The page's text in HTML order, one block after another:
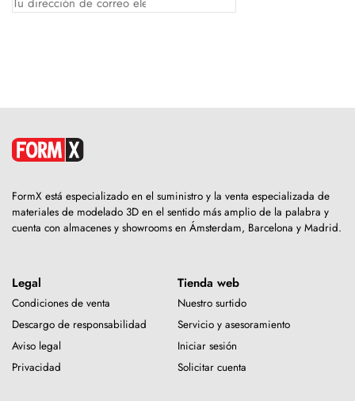
FormX está especializado en el suministro y la venta especializada de
materiales de modelado 3D en el sentido más amplio de la palabra y
cuenta con almacenes y showrooms en Ámsterdam, Barcelona y Madrid.
Legal
Condiciones de venta
Descargo de responsabilidad
Aviso legal
Privacidad
Tienda web
Nuestro surtido
Servicio y asesoramiento
Iniciar sesión
Solicitar cuenta